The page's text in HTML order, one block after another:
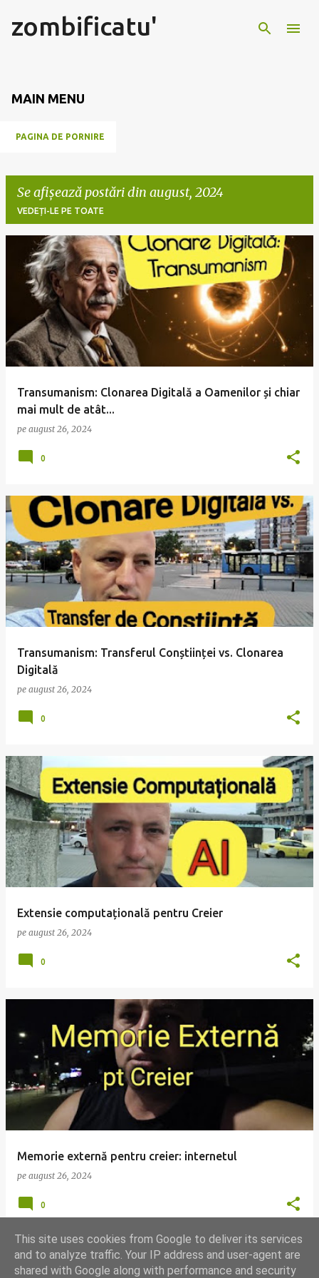
Treceți la conținutul principal
zombificatu'
MAIN MENU
PAGINA DE PORNIRE
Se afișează postări din august, 2024
VEDEȚI-LE PE TOATE
ă
Transumanism: Clonarea Digitală a Oamenilor și chiar
mai mult de atât...
pe august 26, 2024
0
Transumanism: Transferul Conștiinței vs. Clonarea
Digitală
pe august 26, 2024
0
Extensie computațională pentru Creier
pe august 26, 2024
0
Memorie externă pentru creier: internetul
pe august 26, 2024
0
MAI MULTE POSTĂRI
This site uses cookies from Google to deliver its services
and to analyze traffic. Your IP address and user-agent are
shared with Google along with performance and security